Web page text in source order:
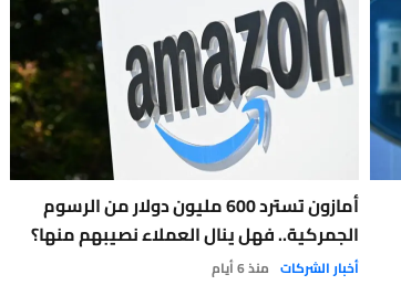
أمازون تسترد 600 مليون دولار من الرسوم
الجمركية.. فهل ينال العملاء نصيبهم منها؟
أخبار الشركات منذ 6 أيام